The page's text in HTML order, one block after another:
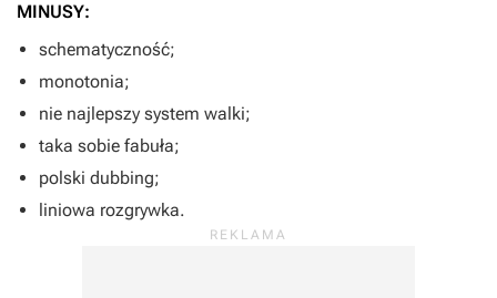
MINUSY:
schematyczność;
monotonia;
nie najlepszy system walki;
taka sobie fabuła;
polski dubbing;
liniowa rozgrywka.